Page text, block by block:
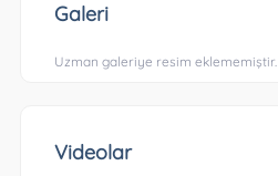
Galeri
Uzman galeriye resim eklememiştir.
Videolar